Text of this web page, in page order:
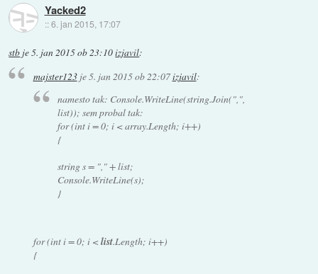
Yacked2
::6. jan 2015, 17:07
stb je5. jan 2015 ob 23:10izjavil:
majster123je5. jan 2015 ob 22:07izjavil:
namesto tak: Console.WriteLine(string.Join(",",
list)); sem probal tak:
for (int i = 0; i < array.Length; i++)
{
string s = "," + list;
Console.WriteLine(s);
}
for (int i = 0; i <list.Length; i++)
{